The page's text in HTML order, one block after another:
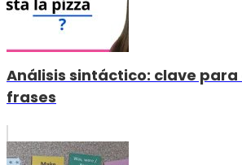
Análisis sintáctico: clave
frases